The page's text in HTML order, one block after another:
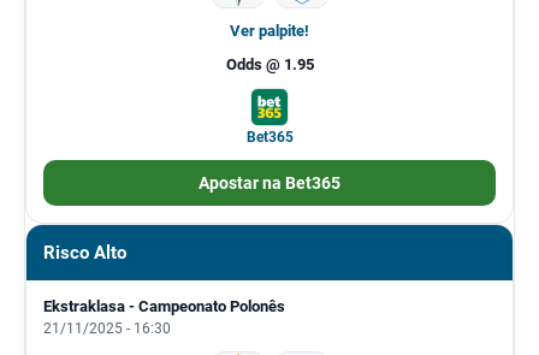
Ver palpite!
Odds @ 1.95
Bet365
Apostar na Bet365
Risco Alto
Ekstraklasa - Campeonato Polonês
21/11/2025 - 16:30